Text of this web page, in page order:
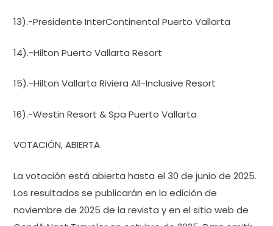
13).-Presidente InterContinental Puerto Vallarta
14).-Hilton Puerto Vallarta Resort
15).-Hilton Vallarta Riviera All-Inclusive Resort
16).-Westin Resort & Spa Puerto Vallarta
VOTACIÓN, ABIERTA
La votación está abierta hasta el 30 de junio de 2025.
Los resultados se publicarán en la edición de
noviembre de 2025 de la revista y en el sitio web de